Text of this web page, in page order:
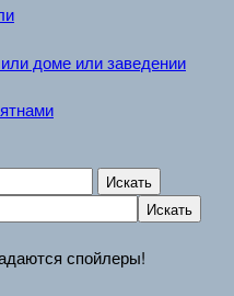
доме или заведении
спойлеры!